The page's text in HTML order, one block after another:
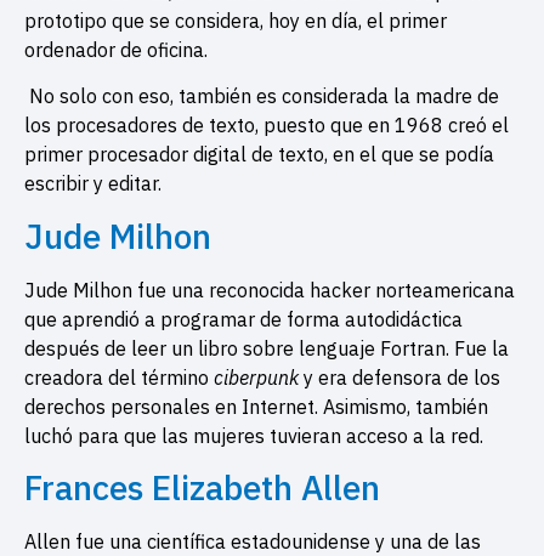
prototipo que se considera, hoy en día, el primer
ordenador de oficina.
No solo con eso, también es considerada la madre de
los procesadores de texto, puesto que en 1968 creó el
primer procesador digital de texto, en el que se podía
escribir y editar.
Jude Milhon
Jude Milhon fue una reconocida hacker norteamericana
que aprendió a programar de forma autodidáctica
después de leer un libro sobre lenguaje Fortran. Fue la
creadora del término ciberpunky era defensora de los
derechos personales en Internet. Asimismo, también
luchó para que las mujeres tuvieran acceso a la red.
Frances Elizabeth Allen
Allen fue una científica estadounidense y una de las